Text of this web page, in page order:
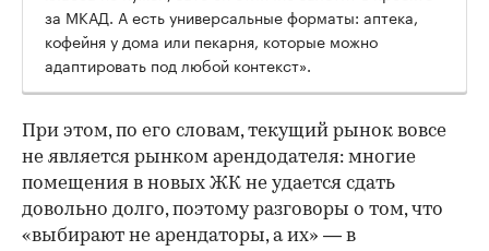
за МКАД. А есть универсальные форматы: аптека,
кофейня у дома или пекарня, которые можно
адаптировать под любой контекст».
При этом, по его словам, текущий рынок вовсе
не является рынком арендодателя: многие
помещения в новых ЖК не удается сдать
довольно долго, поэтому разговоры о том, что
«выбирают не арендаторы, а их» — в